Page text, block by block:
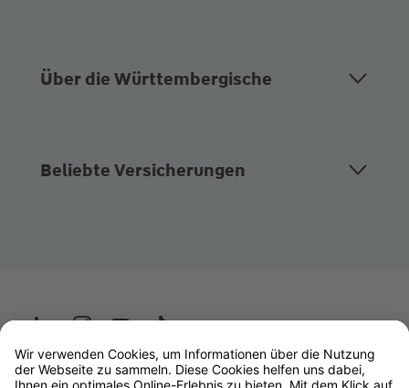
Über die Württembergische
Beliebte Versicherungen
Wüstenrot